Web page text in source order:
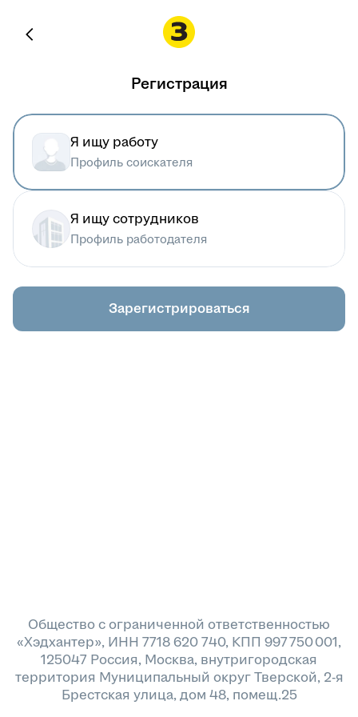
Регистрация
Я ищу работу
Профиль соискателя
Я ищу сотрудников
Профиль работодателя
Зарегистрироваться
Общество с ограниченной ответственностью
«Хэдхантер», ИНН 7718 620 740, КПП 997 750 001,
125047 Россия, Москва, внутригородская
территория Муниципальный округ Тверской, 2-я
Брестская улица, дом 48, помещ.25